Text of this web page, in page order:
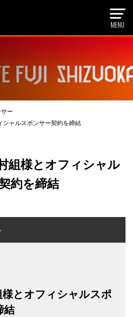
ー
シャルスポンサー契約を締結
組様とオフィシャル
約を締結
とオフィシャルスポ
結